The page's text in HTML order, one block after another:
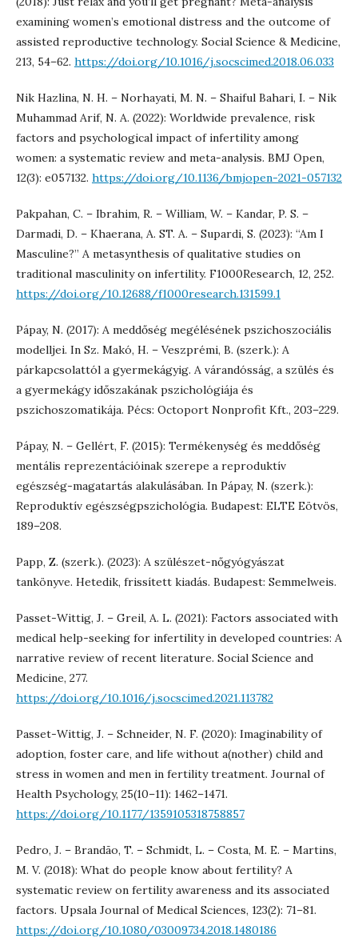
examining women’s emotional distress and the outcome of
assisted reproductive technology. Social Science & Medicine,
213, 54–62. https://doi.org/10.1016/j.socscimed.2018.06.033
Nik Hazlina, N. H. – Norhayati, M. N. – Shaiful Bahari, I. – Nik
Muhammad Arif, N. A. (2022): Worldwide prevalence, risk
factors and psychological impact of infertility among
women: a systematic review and meta-analysis. BMJ Open,
12(3): e057132. https://doi.org/10.1136/bmjopen-2021-057132
Pakpahan, C. – Ibrahim, R. – William, W. – Kandar, P. S. –
Darmadi, D. – Khaerana, A. ST. A. – Supardi, S. (2023): “Am I
Masculine?” A metasynthesis of qualitative studies on
traditional masculinity on infertility. F1000Research, 12, 252.
https://doi.org/10.12688/f1000research.131599.1
Pápay, N. (2017): A meddőség megélésének pszichoszociális
modelljei. In Sz. Makó, H. – Veszprémi, B. (szerk.): A
párkapcsolattól a gyermekágyig. A várandósság, a szülés és
a gyermekágy időszakának pszichológiája és
pszichoszomatikája. Pécs: Octoport Nonprofit Kft., 203–229.
Pápay, N. – Gellért, F. (2015): Termékenység és meddőség
mentális reprezentációinak szerepe a reproduktív
egészség-magatartás alakulásában. In Pápay, N. (szerk.):
Reproduktív egészségpszichológia. Budapest: ELTE Eötvös,
189–208.
Papp, Z. (szerk.). (2023): A szülészet-nőgyógyászat
tankönyve. Hetedik, frissített kiadás. Budapest: Semmelweis.
Passet-Wittig, J. – Greil, A. L. (2021): Factors associated with
medical help-seeking for infertility in developed countries: A
narrative review of recent literature. Social Science and
Medicine, 277.
https://doi.org/10.1016/j.socscimed.2021.113782
Passet-Wittig, J. – Schneider, N. F. (2020): Imaginability of
adoption, foster care, and life without a(nother) child and
stress in women and men in fertility treatment. Journal of
Health Psychology, 25(10–11): 1462–1471.
https://doi.org/10.1177/1359105318758857
Pedro, J. – Brandão, T. – Schmidt, L. – Costa, M. E. – Martins,
M. V. (2018): What do people know about fertility? A
systematic review on fertility awareness and its associated
factors. Upsala Journal of Medical Sciences, 123(2): 71–81.
https://doi.org/10.1080/03009734.2018.1480186